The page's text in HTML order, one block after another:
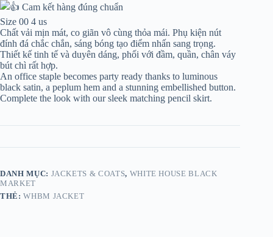
Cam kết hàng đúng chuẩn
Size 00 4 us
Chất vải mịn mát, co giãn vô cùng thỏa mái. Phụ kiện nút
đính đá chắc chắn, sáng bóng tạo điểm nhấn sang trọng.
Thiết kế tinh tế và duyên dáng, phối với đầm, quần, chân váy
bút chì rất hợp.
An office staple becomes party ready thanks to luminous
black satin, a peplum hem and a stunning embellished button.
Complete the look with our sleek matching pencil skirt.
DANH MỤC: JACKETS & COATS, WHITE HOUSE BLACK
MARKET
THẺ:WHBM JACKET